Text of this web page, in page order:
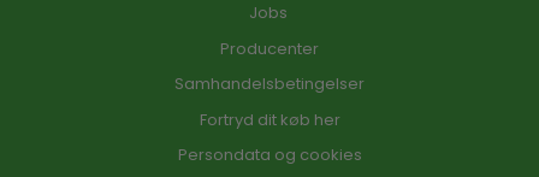
Jobs
Producenter
Samhandelsbetingelser
Fortryd dit køb her
Persondata og cookies